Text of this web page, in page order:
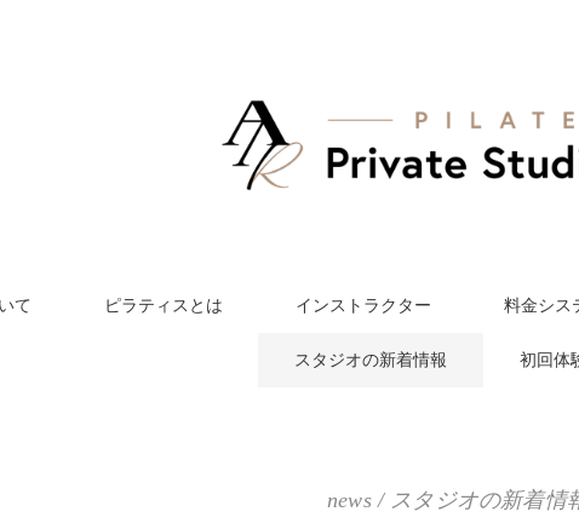
て ピラティスとは インストラクター 料金シス
スタジオの新着情報 初回体
news / スタジオの新着情